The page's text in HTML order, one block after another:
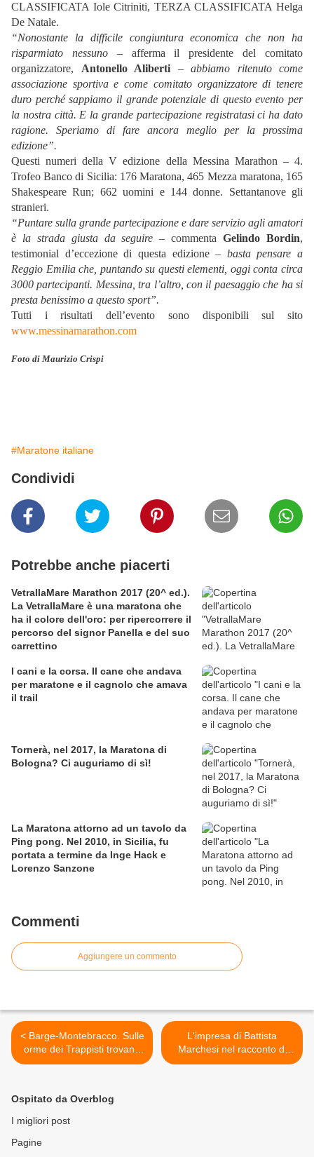
CLASSIFICATA Iole Citriniti, TERZA CLASSIFICATA Helga
De Natale.
“Nonostante la difficile congiuntura economica che non ha
risparmiato nessuno– afferma il presidente del comitato
organizzatore, Antonello Aliberti – abbiamo ritenuto come
associazione sportiva e come comitato organizzatore di tenere
duro perché sappiamo il grande potenziale di questo evento per
la nostra città. E la grande partecipazione registratasi ci ha dato
ragione. Speriamo di fare ancora meglio per la prossima
edizione”.
Questi numeri della V edizione della Messina Marathon – 4.
Trofeo Banco di Sicilia: 176 Maratona, 465 Mezza maratona, 165
Shakespeare Run; 662 uomini e 144 donne. Settantanove gli
stranieri.
“Puntare sulla grande partecipazione e dare servizio agli amatori
è la strada giusta da seguire – commentaGelindo Bordin,
testimonial d’eccezione di questa edizione – basta pensare a
Reggio Emilia che, puntando su questi elementi, oggi conta circa
3000 partecipanti. Messina, tra l’altro, con il paesaggio che ha si
presta benissimo a questo sport”.
Tutti i risultati dell’evento sono disponibili sul sito
www.messinamarathon.com
Foto di Maurizio Crispi
#Maratone italiane
Condividi
Potrebbe anche piacerti
VetrallaMare Marathon 2017 (20^ ed.).
La VetrallaMare è una maratona che
ha il colore dell'oro: per ripercorrere il
percorso del signor Panella e del suo
carrettino
I cani e la corsa. Il cane che andava
per maratone e il cagnolo che amava
il trail
Tornerà, nel 2017, la Maratona di
Bologna? Ci auguriamo di sì!
La Maratona attorno ad un tavolo da
Ping pong. Nel 2010, in Sicilia, fu
portata a termine da Inge Hack e
Lorenzo Sanzone
Commenti
Aggiungere un commento
< Barge-Montebracco. Sulle
orme dei Trappisti trovano
la vittoria Bernard
L'impresa di Battista
Marchesi nel racconto di
Diavolo Rosso (8^ puntata).
Ospitato da Overblog
I migliori post
Pagine